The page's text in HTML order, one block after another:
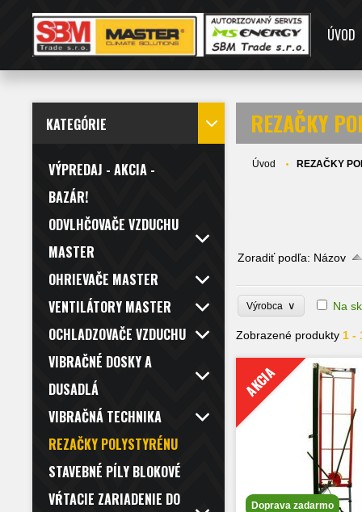
ÚVOD
KATEGÓRIE
VÝPREDAJ - AKCIA -
BAZÁR!
ODVLHČOVAČE VZDUCHU
MASTER
OHRIEVAČE MASTER
VENTILÁTORY MASTER
OCHLADZOVAČE VZDUCHU
VIBRAČNÉ DOSKY A
DUSADLÁ
VIBRAČNÁ TECHNIKA
REZAČKY POLYSTYRÉNU
STAVEBNÉ PÍLY BLOKOVÉ
VŔTACIE ZARIADENIE DO
REZAČKY
Úvod REZAČKY
Zoradiť podľa: Názov
Výrobca ∨ Na
Zobrazené produkty 1 -
AKCIA
Doprava zadarmo